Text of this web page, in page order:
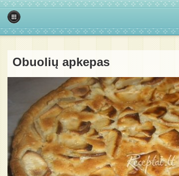
Obuolių apkepas